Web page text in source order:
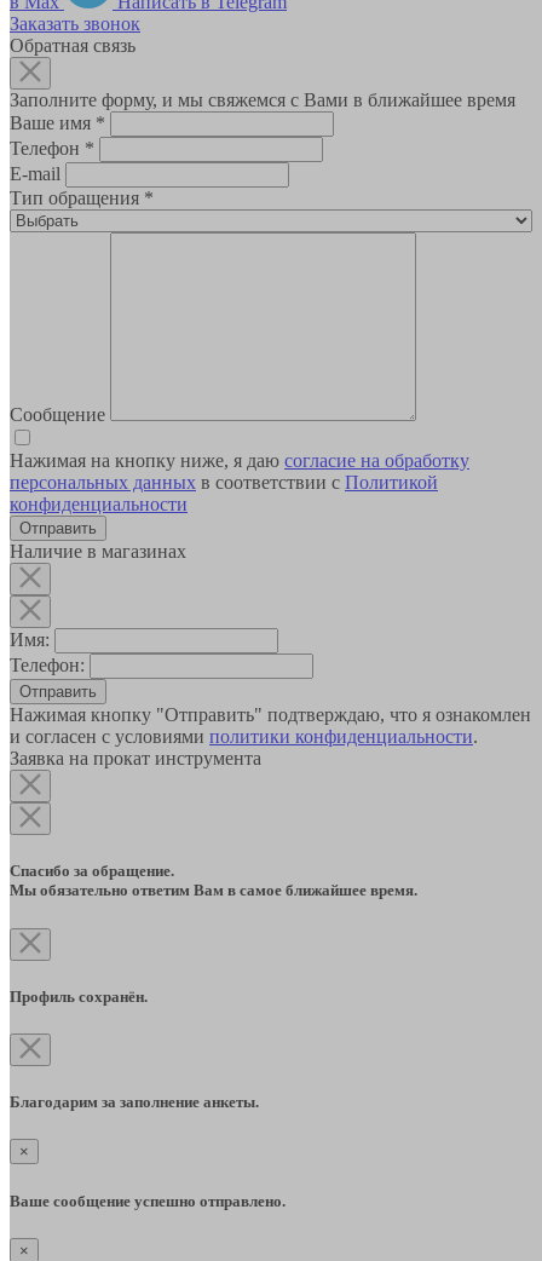
Заказать звонок
Обратная связь
Заполните форму, и мы свяжемся с Вами в ближайшее время
Ваше имя *
Телефон *
E-mail
Тип обращения *
Сообщение
Нажимая на кнопку ниже, я даю согласие на обработку
персональных данных в соответствии с Политикой
конфиденциальности
Наличие в магазинах
Имя:
Телефон:
Отправить
Нажимая кнопку "Отправить" подтверждаю, что я ознакомлен
и согласен с условиями политики конфиденциальности.
Заявка на прокат инструмента
Спасибо за обращение.
Мы обязательно ответим Вам в самое ближайшее время.
Профиль сохранён.
Благодарим за заполнение анкеты.
×
Ваше сообщение успешно отправлено.
×